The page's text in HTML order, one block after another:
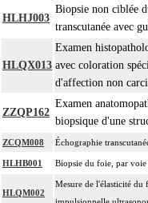
HLHJ003
Biopsie non ciblée
transcutanée avec
HLQX013
Examen
avec coloration
d'affection non
ZZQP162
Examen
biopsique d'une
ZCQM008 Échographie
HLHB001 Biopsie du foie, par voie
HLQM002
Mesure de l'élasticité du